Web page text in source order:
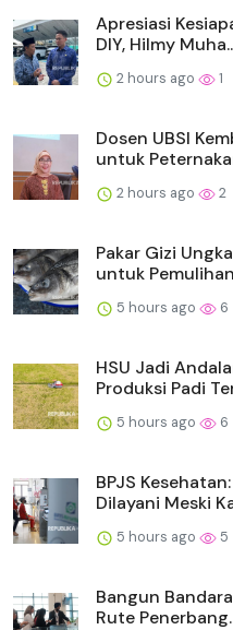
Apresiasi
DIY, Hilmy
2 hours ago 1
Dosen UBSI
untuk
2 hours ago 2
Pakar Gizi
untuk
5 hours ago 6
HSU Jadi
Produksi Padi
5 hours ago 6
BPJS
Dilayani Meski
5 hours ago 5
Bangun
Rute